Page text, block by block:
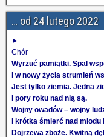
… od 24 lutego 2022
►
Chór
Wyrzuć pamiątki. Spal
i w nowy życia strumień
Jest tylko ziemia. Jedna
i pory roku nad nią są.
Wojny owadów – wojny
i krótka śmierć nad miodu
Dojrzewa zboże. Kwitną